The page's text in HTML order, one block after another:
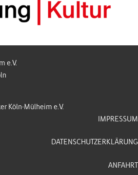
e.V.
Köln-Mülheim e.V.
IMPRESSUM
DATENSCHUTZERKLÄRUNG
ANFAHRT